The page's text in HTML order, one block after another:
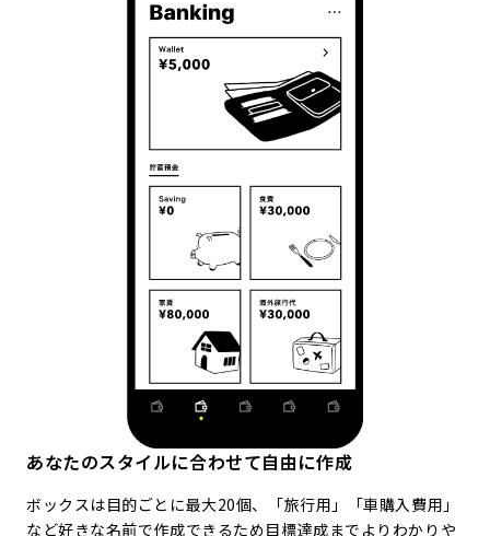
あなたのスタイルに合わせて自由に作成
ボックスは目的ごとに最大20個、「旅行用」「車購入費用」
など好きな名前で作成できるため目標達成までよりわかりや